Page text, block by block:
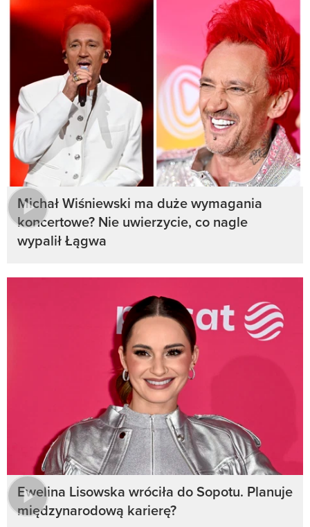
Michał Wiśniewski ma duże wymagania
koncertowe? Nie uwierzycie, co nagle
wypalił Łągwa
Ewelina Lisowska wróciła do Sopotu. Planuje
międzynarodową karierę?